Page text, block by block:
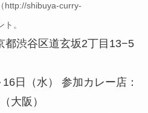
http://shibuya-curry-
。
都渋谷区道玄坂2丁目13−5
日（水） 参加カレー店：
大阪）